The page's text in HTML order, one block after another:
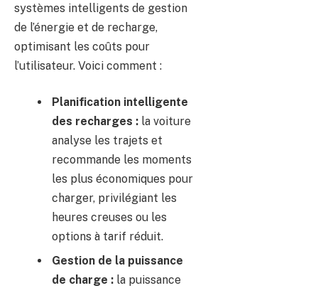
systèmes intelligents de gestion
de l’énergie et de recharge,
optimisant les coûts pour
l’utilisateur. Voici comment :
Planification intelligente
des recharges : la voiture
analyse les trajets et
recommande les moments
les plus économiques pour
charger, privilégiant les
heures creuses ou les
options à tarif réduit.
Gestion de la puissance
de charge : la puissance